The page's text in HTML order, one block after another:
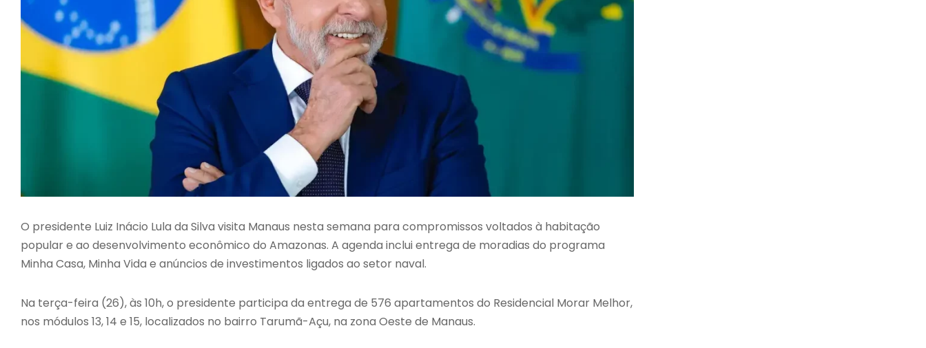
O presidente Luiz Inácio Lula da Silva visita Manaus nesta semana para compromissos voltados à habitação
popular e ao desenvolvimento econômico do Amazonas. A agenda inclui entrega de moradias do programa
Minha Casa, Minha Vida e anúncios de investimentos ligados ao setor naval.
Na terça-feira (26), às 10h, o presidente participa da entrega de 576 apartamentos do Residencial Morar Melhor,
nos módulos 13, 14 e 15, localizados no bairro Tarumã-Açu, na zona Oeste de Manaus.